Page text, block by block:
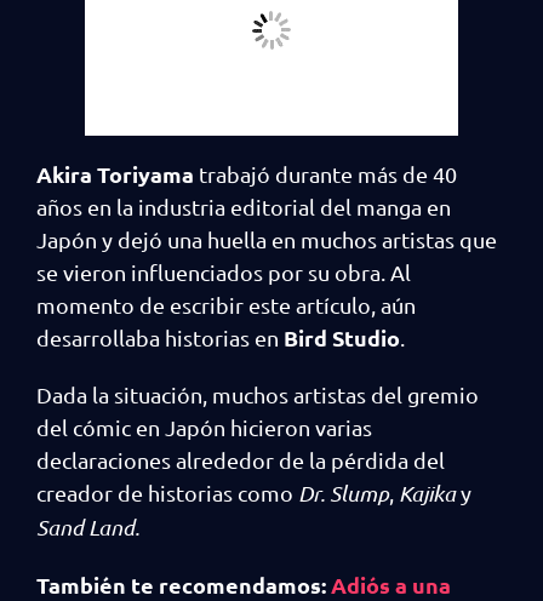
Akira Toriyama trabajó durante más de 40
años en la industria editorial del manga en
Japón y dejó una huella en muchos artistas que
se vieron influenciados por su obra. Al
momento de escribir este artículo, aún
desarrollaba historias en Bird Studio
Dada la situación, muchos artistas del gremio
del cómic en Japón hicieron varias
declaraciones alrededor de la pérdida del
creador de historias como Dr. Slump, Kajikay
Sand Land.
También te recomendamos:Adiós a una